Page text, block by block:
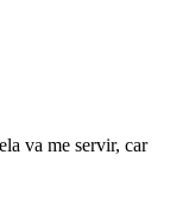
va me servir, car